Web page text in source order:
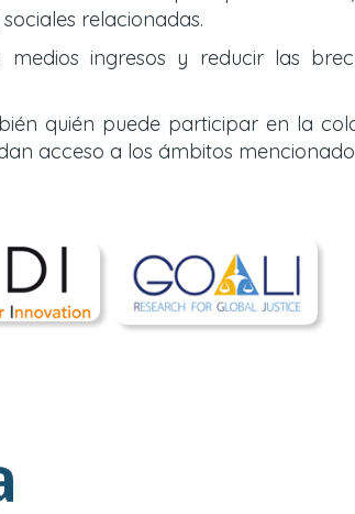
relacionadas.
ingresos y reducir las
quién puede participar en la
acceso a los ámbitos